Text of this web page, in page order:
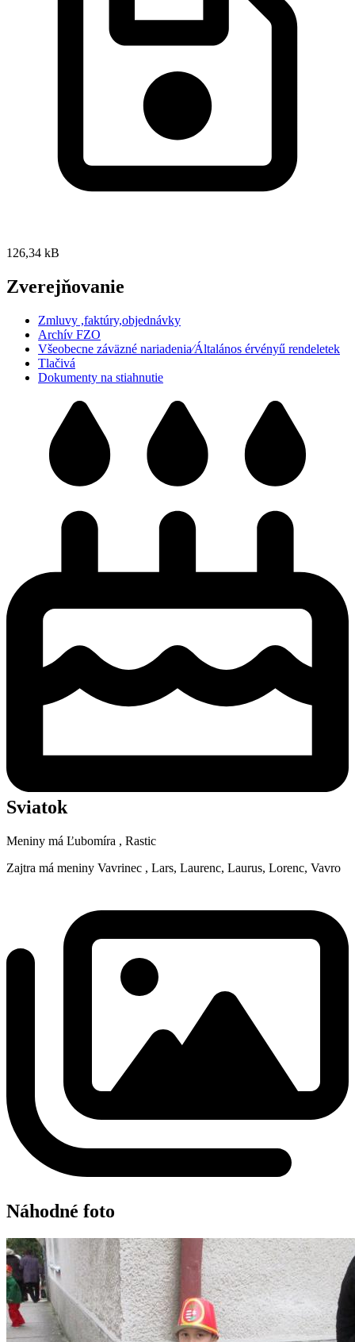
126,34 kB
Zverejňovanie
Zmluvy ,faktúry,objednávky
Archív FZO
Všeobecne záväzné nariadenia⁄Általános érvényű rendeletek
Tlačivá
Dokumenty na stiahnutie
Sviatok
Meniny má Ľubomíra , Rastic
Zajtra má meniny Vavrinec , Lars, Laurenc, Laurus, Lorenc, Vavro
Náhodné foto